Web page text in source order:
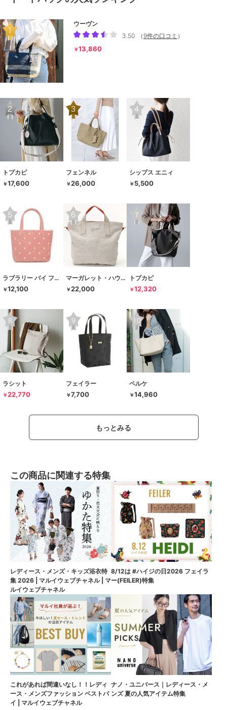
ウーヴン
3.50
（ 9件の口コミ ）
￥13,860
トプカピ
￥17,600
フェンネル
￥26,000
シップス エニィ
￥ 5,500
ラブラリー バイ フェイラー
￥12,100
マーガレット・ハウエル アイデア
￥22,000
トプカピ
￥12,320
ラシット
￥22,770
フェイラー
￥7,700
ペルケ
￥14,960
もっとみる
この商品に関連する特集
レディース・メンズ・キッズ浴衣特
集 2026 | マルイウェブチャネル | マ
ルイウェブチャネル
8/12は #ハイジの日2026 フェイラ
ー(FEILER)特集
これがあれば間違いなし！！レディ
ース・メンズファッション ベストバ
イ | マルイウェブチャネル
ナノ・ユニバース｜レディース・メ
ンズ 夏の人気アイテム特集